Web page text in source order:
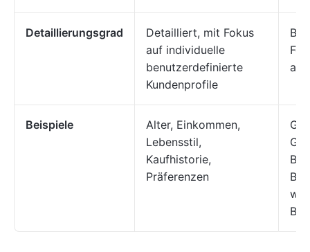
Detaillierungsgrad
Detailliert, mit Fokus
auf individuelle
benutzerdefinierte
Kundenprofile
auf
Beispiele
Alter, Einkommen,
Lebensstil,
Kaufhistorie,
Präferenzen